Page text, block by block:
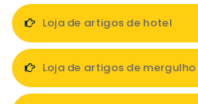
Loja de artigos de hotel
Loja de artigos de mergulho